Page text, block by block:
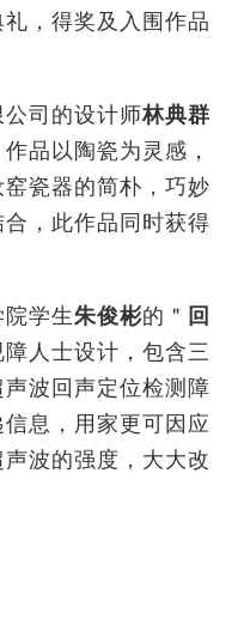
，得奖及入围作品
司的设计师林典群
作品以陶瓷为灵感，
瓷器的简朴，巧妙
，此作品同时获得
学生朱俊彬的＂ 回
人士设计，包含三
波回声定位检测障
息，用家更可因应
波的强度，大大改